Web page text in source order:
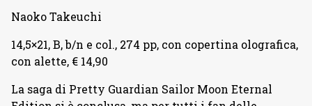
Naoko Takeuchi
14,5×21, B, b/n e col., 274 pp, con copertina olografica,
con alette, € 14,90
La saga di Pretty Guardian Sailor Moon Eternal